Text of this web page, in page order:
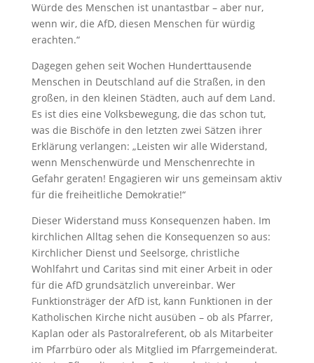
Würde des Menschen ist unantastbar – aber nur,
wenn wir, die AfD, diesen Menschen für würdig
erachten.“
Dagegen gehen seit Wochen Hunderttausende
Menschen in Deutschland auf die Straßen, in den
großen, in den kleinen Städten, auch auf dem Land.
Es ist dies eine Volksbewegung, die das schon tut,
was die Bischöfe in den letzten zwei Sätzen ihrer
Erklärung verlangen: „Leisten wir alle Widerstand,
wenn Menschenwürde und Menschenrechte in
Gefahr geraten! Engagieren wir uns gemeinsam aktiv
für die freiheitliche Demokratie!“
Dieser Widerstand muss Konsequenzen haben. Im
kirchlichen Alltag sehen die Konsequenzen so aus:
Kirchlicher Dienst und Seelsorge, christliche
Wohlfahrt und Caritas sind mit einer Arbeit in oder
für die AfD grundsätzlich unvereinbar. Wer
Funktionsträger der AfD ist, kann Funktionen in der
Katholischen Kirche nicht ausüben – ob als Pfarrer,
Kaplan oder als Pastoralreferent, ob als Mitarbeiter
im Pfarrbüro oder als Mitglied im Pfarrgemeinderat.